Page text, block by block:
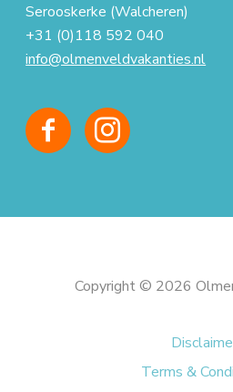
Serooskerke (Walcheren)
+31 (0)118 592 040
info@olmenveldvakanties.nl
Copyright © 2026
Terms &